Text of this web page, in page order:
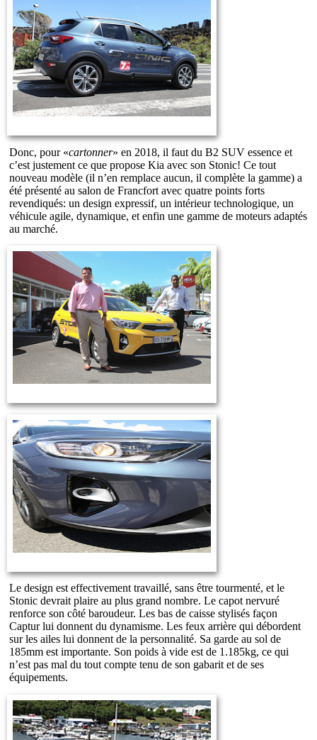
Donc, pour «cartonner» en 2018, il faut du B2 SUV essence et
c’est justement ce que propose Kia avec son Stonic! Ce tout
nouveau modèle (il n’en remplace aucun, il complète la gamme) a
été présenté au salon de Francfort avec quatre points forts
revendiqués: un design expressif, un intérieur technologique, un
véhicule agile, dynamique, et enfin une gamme de moteurs adaptés
au marché.
Le design est effectivement travaillé, sans être tourmenté, et le
Stonic devrait plaire au plus grand nombre. Le capot nervuré
renforce son côté baroudeur. Les bas de caisse stylisés façon
Captur lui donnent du dynamisme. Les feux arrière qui débordent
sur les ailes lui donnent de la personnalité. Sa garde au sol de
185mm est importante. Son poids à vide est de 1.185kg, ce qui
n’est pas mal du tout compte tenu de son gabarit et de ses
équipements.